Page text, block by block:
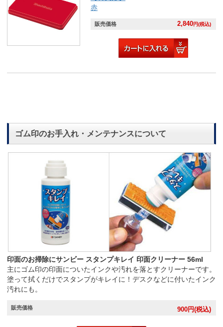
赤
販売価格 2,840円(税込)
ゴム印のお手入れ・メンテナンスについて
印面のお掃除にサンビー スタンプキレイ 印面クリーナー 56ml
主にゴム印の印面についたインクや汚れを落とすクリーナーです。
塗って拭くだけでスタンプがキレイに！デスクなどに付いたインク
汚れにも。
販売価格 900円(税込)